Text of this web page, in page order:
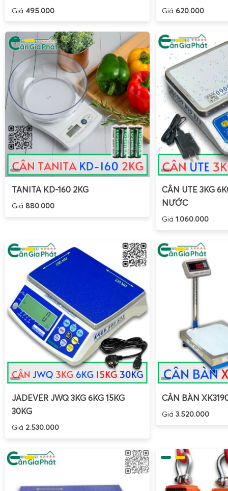
Cam kết hỗ trợ kỹ thuật trọn đời là một điểm mạnh của
nhiêu năm sử dụng, anh chị vẫn được hỗ trợ sửa chữa và
mới. Điều này giúp anh chị biết rõ rằng anh chị đang đầu
và dịch vụ đáng tin cậy trong dài hạn.
Ngoài ra, hotline hỗ trợ 24/7 (0909.899.833) luôn sẵn
mắc và hỗ trợ tận nơi khi cần thiết. Sự hỗ trợ chuyên
hàng yên tâm về sự ổn định của cân heo trong suốt quá
Tổng kết
không chỉ đơn giản là một
Giá 495.000 Giá620.000
TANITA KD-160 2KG
Giá 880.000
CÂN UTE 3KG
NƯỚC
Giá1.060.000
JADEVER JWQ 3KG 6KG 15KG
30KG
Giá 2.530.000
CÂN BÀN
Giá3.520.000